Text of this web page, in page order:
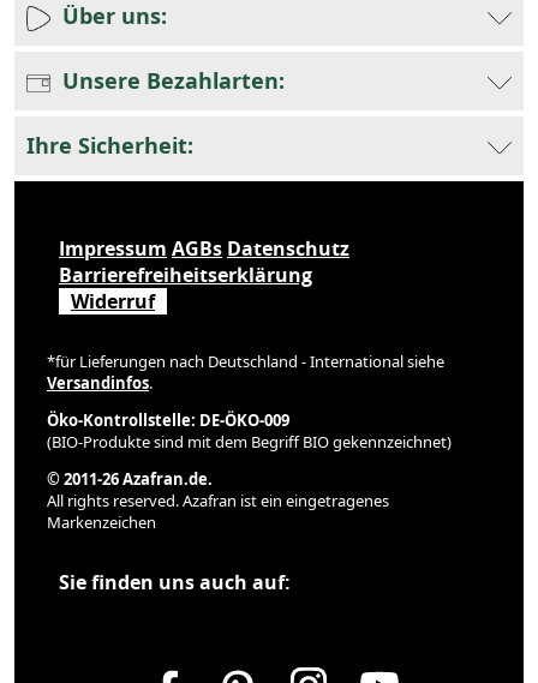
Über uns:
Unsere Bezahlarten:
Ihre Sicherheit:
Impressum AGBs Datenschutz
Barrierefreiheitserklärung
Widerruf
*für Lieferungen nach Deutschland - International siehe
Versandinfos.
Öko-Kontrollstelle: DE-ÖKO-009
(BIO-Produkte sind mit dem Begriff BIO gekennzeichnet)
© 2011-26 Azafran.de.
All rights reserved. Azafran ist ein eingetragenes
Markenzeichen
Sie finden uns auch auf: